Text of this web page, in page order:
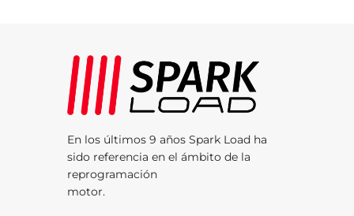
En los últimos 9 años Spark Load ha
sido referencia en el ámbito de la
reprogramación
motor.